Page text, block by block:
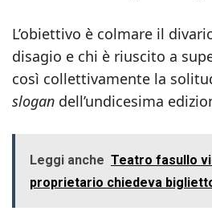
L’obiettivo è colmare il
disagio e chi è riuscito a
così collettivamente la
slogan dell’undicesima
Leggi anche Teatro fasullo
proprietario chiedeva